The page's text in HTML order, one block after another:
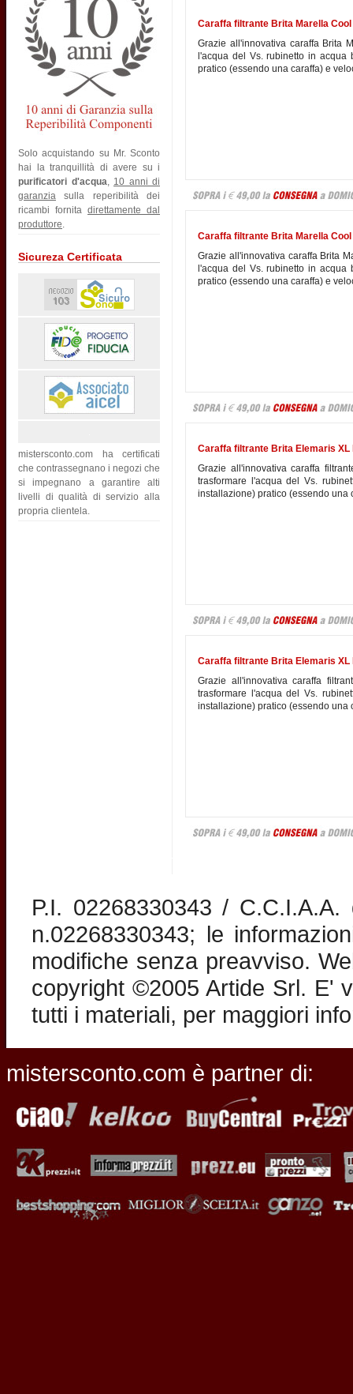
Solo acquistando su Mr. Sconto
hai la tranquillità di avere su i
purificatori d'acqua, 10 anni di
garanzia sulla reperibilità dei
ricambi fornita direttamente dal
produttore.
Sicureza Certificata
mistersconto.com ha certificati
che contrassegnano i negozi che
si impegnano a garantire alti
livelli di qualità di servizio alla
propria clientela.
Caraffa filtrante Brita Marella
Grazie all'innovativa caraffa Brita
l'acqua del Vs. rubinetto in acqua
pratico (essendo una caraffa) e
Caraffa filtrante Brita Marella
Grazie all'innovativa caraffa Brita
l'acqua del Vs. rubinetto in acqua
pratico (essendo una caraffa) e
Caraffa filtrante Brita Elemaris XL
Grazie all'innovativa caraffa
trasformare l'acqua del Vs.
installazione) pratico (essendo una
Caraffa filtrante Brita Elemaris XL
Grazie all'innovativa caraffa
trasformare l'acqua del Vs.
installazione) pratico (essendo una
P.I. 02268330343 /
n.02268330343; le
modifiche senza preavviso.
copyright ©2005 Artide Srl. E'
tutti i materiali, per maggiori
mistersconto.com è partner di: